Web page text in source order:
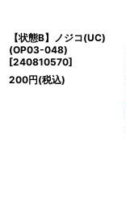
【状態B】ノジコ(UC)
(OP03-048)
[240810570]
200円(税込)